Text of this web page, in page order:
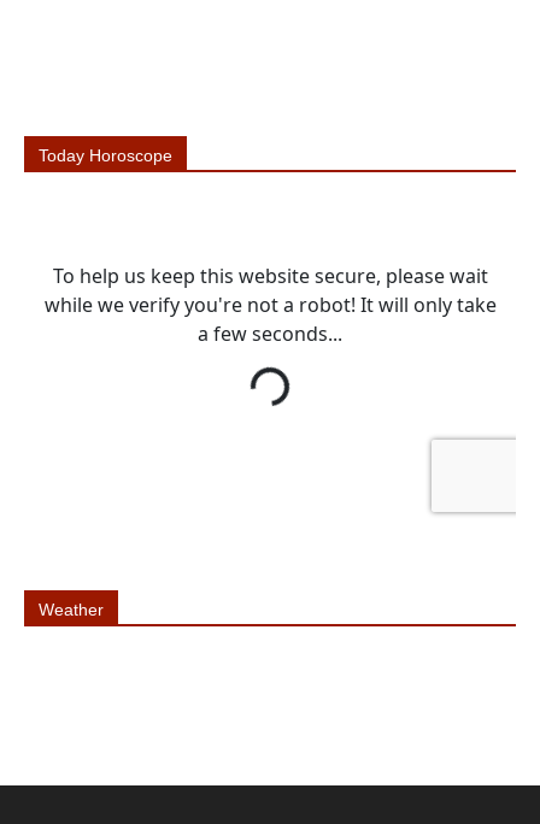
Today Horoscope
Weather